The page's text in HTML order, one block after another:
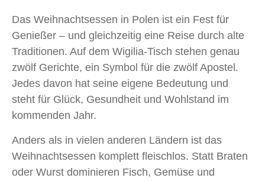
Das Weihnachtsessen in Polen ist ein Fest für
Genießer – und gleichzeitig eine Reise durch alte
Traditionen. Auf dem Wigilia-Tisch stehen genau
zwölf Gerichte, ein Symbol für die zwölf Apostel.
Jedes davon hat seine eigene Bedeutung und
steht für Glück, Gesundheit und Wohlstand im
kommenden Jahr.
Anders als in vielen anderen Ländern ist das
Weihnachtsessen komplett fleischlos. Statt Braten
oder Wurst dominieren Fisch, Gemüse und